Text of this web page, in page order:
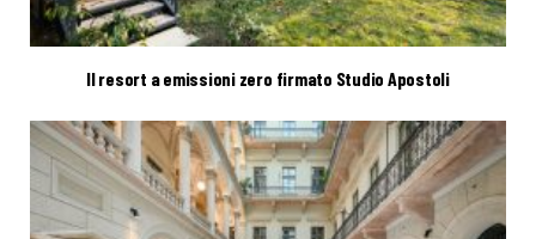
Il resort a emissioni zero firmato Studio Apostoli